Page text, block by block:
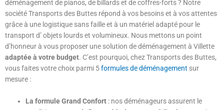
déménagement de pianos, de billards et de coffres-forts ? Notre
société Transports des Buttes répond à vos besoins et à vos attentes
grâce à une logistique sans faille et à un matériel adapté pour le
transport d’ objets lourds et volumineux. Nous mettons un point
d’honneur à vous proposer une solution de déménagement à Villette
adaptée à votre budget. C’est pourquoi, chez Transports des Buttes,
vous faites votre choix parmi 5formules de déménagement sur
mesure :
La formule Grand Confort : nos déménageurs assurent le